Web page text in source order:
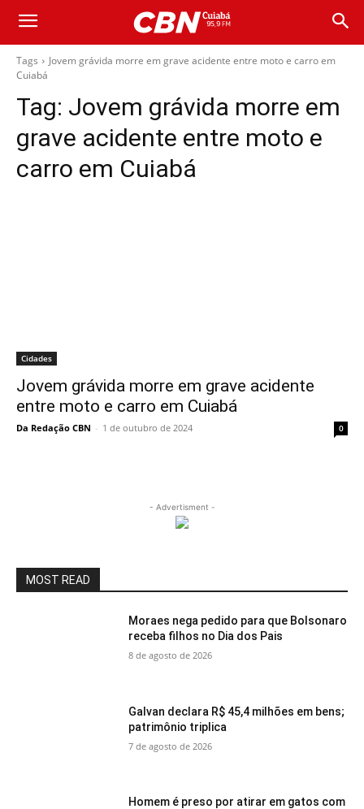
Tags
Jovem grávida morre em grave acidente entre moto e carro em
Cuiabá
Tag: Jovem grávida morre em
grave acidente entre moto e
carro em Cuiabá
Cidades
Jovem grávida morre em grave acidente
entre moto e carro em Cuiabá
Da Redação CBN - 1 de outubro de 2024 0
- Advertisment -
MOST READ
Moraes nega pedido para que Bolsonaro
receba filhos no Dia dos Pais
8 de agosto de 2026
Galvan declara R$ 45,4 milhões em bens;
patrimônio triplica
7 de agosto de 2026
Homem é preso por atirar em gatos com